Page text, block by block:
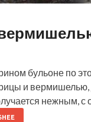
бульоне по
и
нежным,